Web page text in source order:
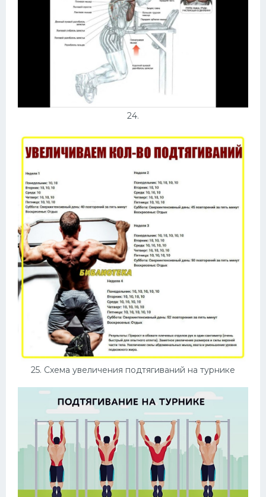
24.
25. Схема увеличения подтягиваний на турнике